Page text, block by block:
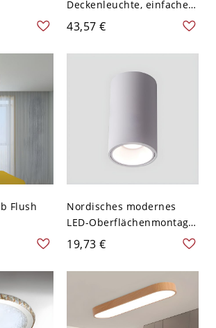
30,48
Deckenleuchte, einfacher
Stil, 1 Licht, flache
Montage mit schwarzer
Baldachin
43,57 €
Flush
Fixture
Shade -
Nordisches modernes
LED-Oberflächenmontage-
Downlight Wohnzimmer-
Oberflächenmontage-
Deckenlampe - 110V-120V
Weiß Warm 10,16 cm
19,73 €